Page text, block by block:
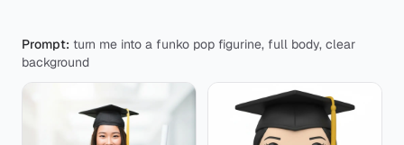
Prompt: turn me into a funko pop figurine, full body, clear
background